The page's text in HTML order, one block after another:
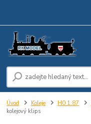
Úvod Koleje H0 1:87
kolejový klips